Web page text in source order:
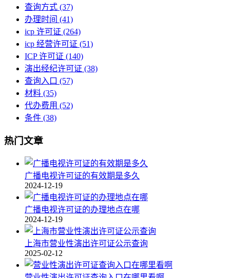
查询方式 (37)
办理时间 (41)
icp 许可证 (264)
icp 经营许可证 (51)
ICP 许可证 (140)
演出经纪许可证 (38)
查询入口 (57)
材料 (35)
代办费用 (52)
条件 (38)
热门文章
广播电视许可证的有效期是多久
2024-12-19
广播电视许可证的办理地点在哪
2024-12-19
上海市营业性演出许可证公示查询
2025-02-12